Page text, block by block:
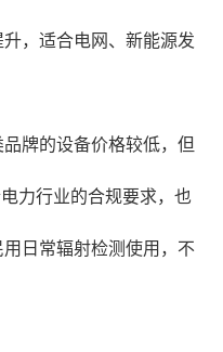
，适合电网、新能源发
牌的设备价格较低，但
力行业的合规要求，也
日常辐射检测使用，不